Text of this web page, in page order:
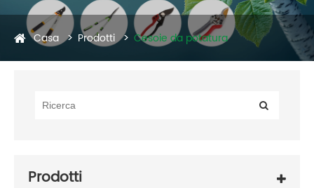
Casa Prodotti Cesoie da potatura
Prodotti